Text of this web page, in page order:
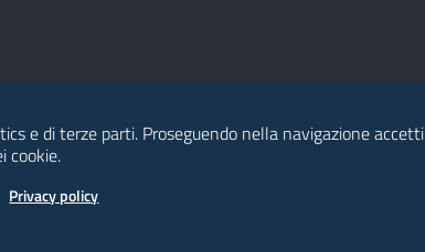
e di terze parti. Proseguendo nella navigazione accetti
cookie.
Privacy policy